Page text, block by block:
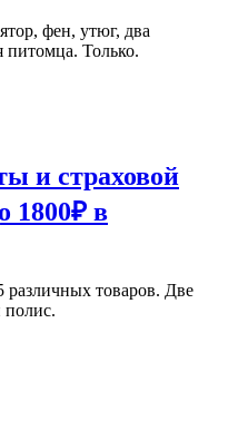
фен, утюг, два
питомца. Только.
и страховой
1800₽ в
различных товаров. Две
полис.